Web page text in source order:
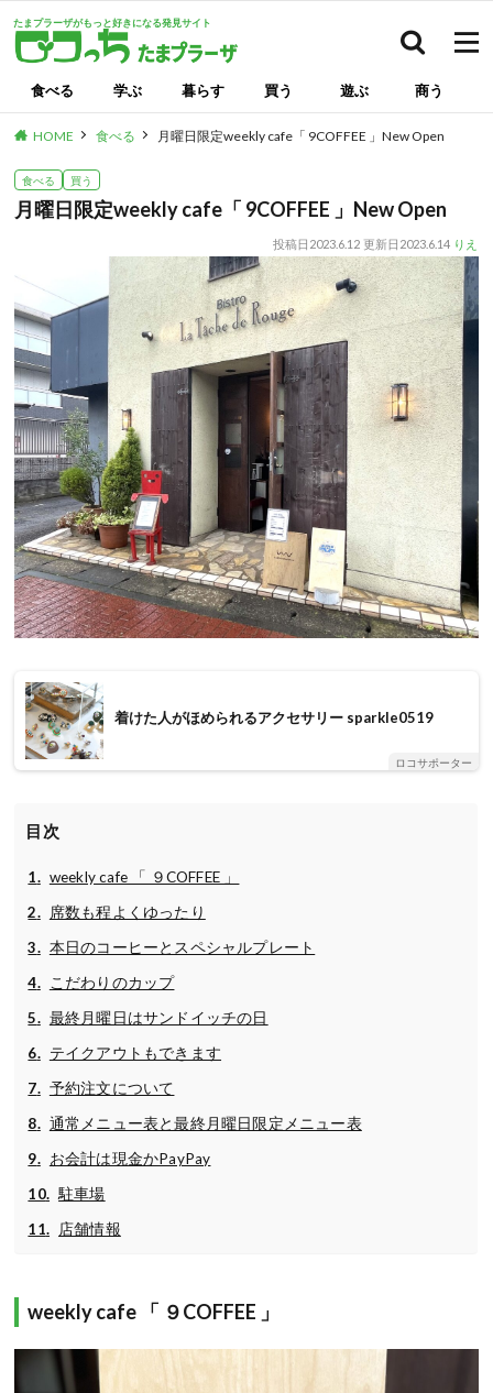
たまプラーザがもっと好きになる発見サイト
食べる 学ぶ 暮らす 買う 遊ぶ 商う
HOME 食べる 月曜日限定weekly cafe「 9COFFEE 」New Open
食べる 買う
月曜日限定weekly cafe「 9COFFEE 」New Open
投稿日 2023.6.12 更新日 2023.6.14 りえ
着けた人がほめられるアクセサリー sparkle0519
ロコサポーター
目次
weekly cafe 「 ９COFFEE 」
席数も程よくゆったり
本日のコーヒーとスペシャルプレート
こだわりのカップ
最終月曜日はサンドイッチの日
テイクアウトもできます
予約注文について
通常メニュー表と最終月曜日限定メニュー表
お会計は現金かPayPay
駐車場
店舗情報
weekly cafe 「 ９COFFEE 」